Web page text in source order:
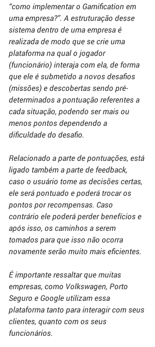
“como implementar o Gamification em
uma empresa?”. A estruturação desse
sistema dentro de uma empresa é
realizada de modo que se crie uma
plataforma na qual o jogador
(funcionário) interaja com ela, de forma
que ele é submetido a novos desafios
(missões) e descobertas sendo pré-
determinados a pontuação referentes a
cada situação, podendo ser mais ou
menos pontos dependendo a
dificuldade do desafio.
Relacionado a parte de pontuações, está
ligado também a parte de feedback,
caso o usuário tome as decisões certas,
ele será pontuado e poderá trocar os
pontos por recompensas. Caso
contrário ele poderá perder benefícios e
após isso, os caminhos a serem
tomados para que isso não ocorra
novamente serão muito mais eficientes.
É importante ressaltar que muitas
empresas, como Volkswagen, Porto
Seguro e Google utilizam essa
plataforma tanto para interagir com seus
clientes, quanto com os seus
funcionários.